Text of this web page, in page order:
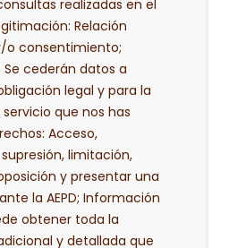
realizadas en el
Relación
consentimiento;
Se cederán datos a
legal y para la
que nos has
Acceso,
limitación,
y presentar una
la AEPD; Información
obtener toda la
y detallada que